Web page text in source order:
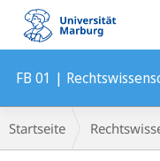
Mobile-
Navigation
FB 01 |
Breadcrumb-
Navigation
Startseite